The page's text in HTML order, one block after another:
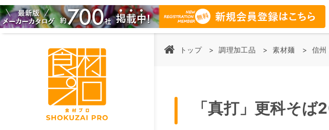
トップ 調理加工品 素材麺 信州
「真打」更科そ